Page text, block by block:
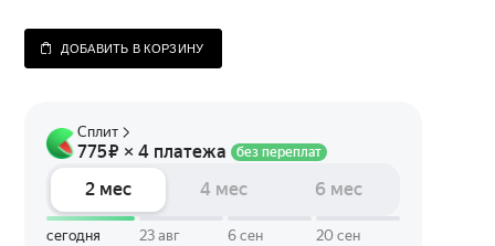
ДОБАВИТЬ В КОРЗИНУ